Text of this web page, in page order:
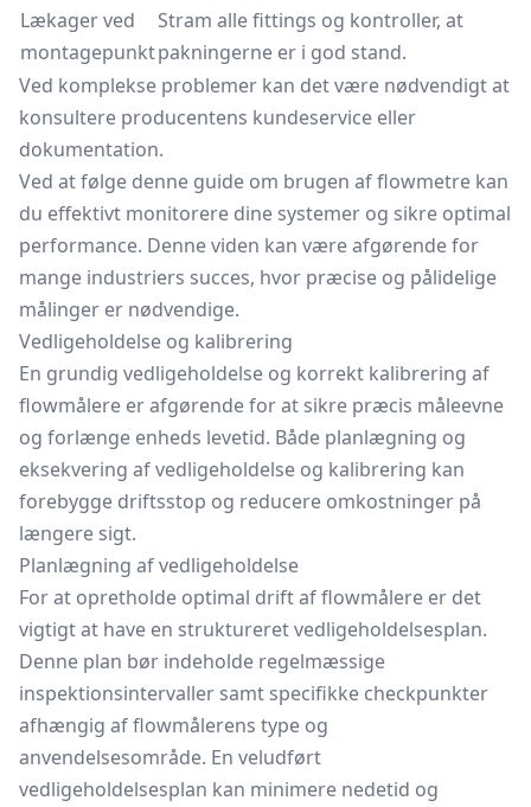
Lækager ved
montagepunkt
Stram alle fittings og kontroller, at
pakningerne er i god stand.
Ved komplekse problemer kan det være nødvendigt at
konsultere producentens kundeservice eller
dokumentation.
Ved at følge denne guide om brugen af flowmetre kan
du effektivt monitorere dine systemer og sikre optimal
performance. Denne viden kan være afgørende for
mange industriers succes, hvor præcise og pålidelige
målinger er nødvendige.
Vedligeholdelse og kalibrering
En grundig vedligeholdelse og korrekt kalibrering af
flowmålere er afgørende for at sikre præcis måleevne
og forlænge enheds levetid. Både planlægning og
eksekvering af vedligeholdelse og kalibrering kan
forebygge driftsstop og reducere omkostninger på
længere sigt.
Planlægning af vedligeholdelse
For at opretholde optimal drift af flowmålere er det
vigtigt at have en struktureret vedligeholdelsesplan.
Denne plan bør indeholde regelmæssige
inspektionsintervaller samt specifikke checkpunkter
afhængig af flowmålerens type og
anvendelsesområde. En veludført
vedligeholdelsesplan kan minimere nedetid og